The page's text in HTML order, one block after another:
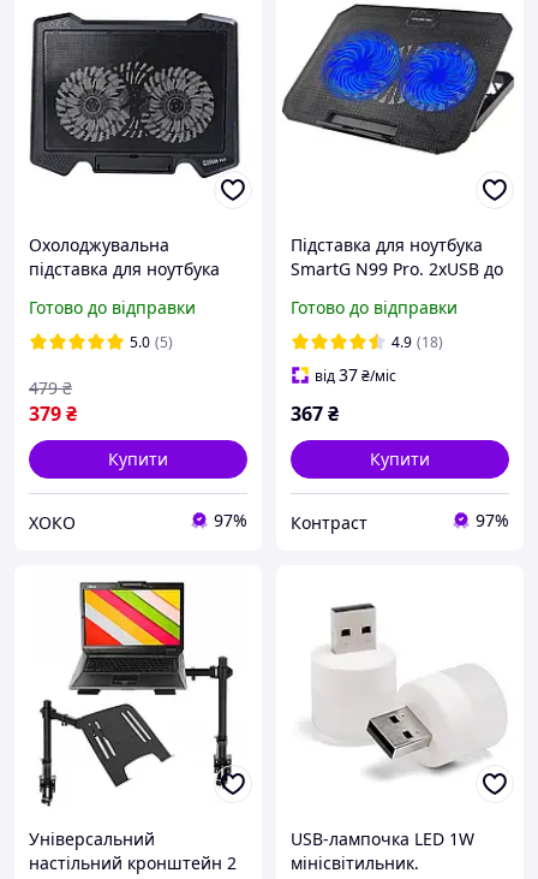
Охолоджувальна
підставка для ноутбука
Готово до відправки
5.0 (5)
379₴
479 ₴
Купити
ХОКО 97%
Підставка для ноутбука
SmartG N99 Pro. 2xUSB до
Готово до відправки
4.9 (18)
від37₴/міс
367₴
Купити
Контраст 97%
Універсальний
настільний кронштейн 2
USB-лампочка LED 1W
мінісвітильник.